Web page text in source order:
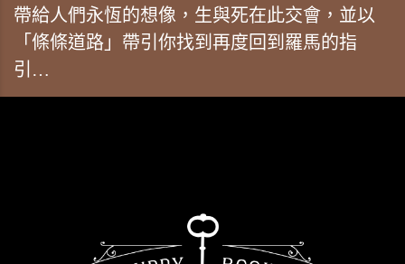
帶給人們永恆的想像，生與死在此交會，並以
「條條道路」帶引你找到再度回到羅馬的指
引…